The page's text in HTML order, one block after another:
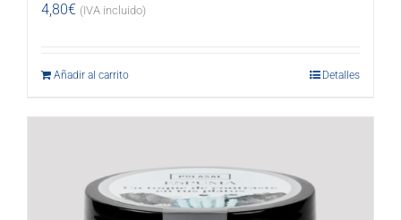
4,80€ (IVA incluido)
Añadir al carrito Detalles